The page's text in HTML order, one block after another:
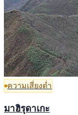
ความเสี่ยงต่ำ
มาฮิรุดาเกะ